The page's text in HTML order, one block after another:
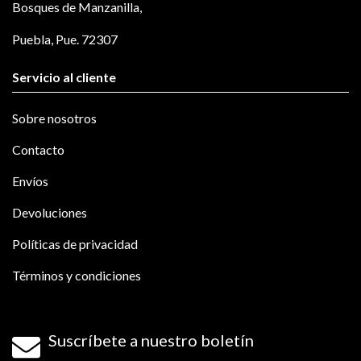
Bosques de Manzanilla,
Puebla, Pue. 72307
Servicio al cliente
Sobre nosotros
Contacto
Envíos
Devoluciones
Políticas de privacidad
Términos y condiciones
Suscríbete a nuestro boletín